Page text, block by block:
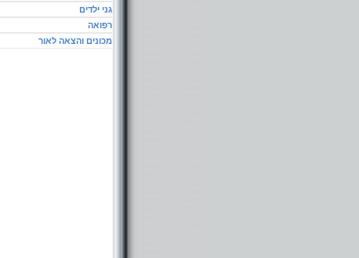
גני ילדים
רפואה
מכונים והצאה לאור